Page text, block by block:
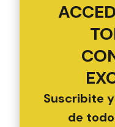
Suscribite
de